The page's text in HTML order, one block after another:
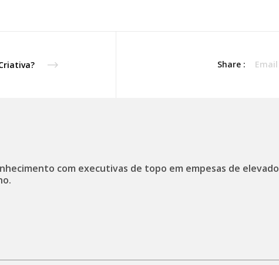
Share : Email
com executivas de topo em empesas de elevado